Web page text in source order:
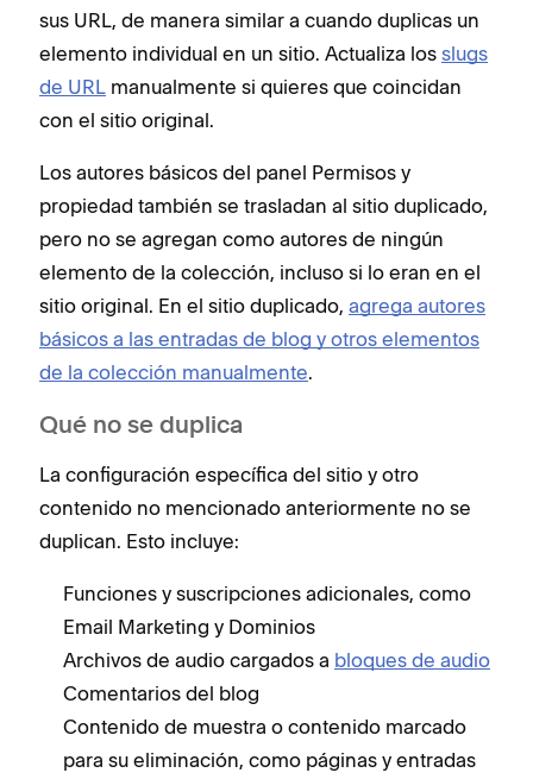
sus URL, de manera similar a cuando duplicas un
elemento individual en un sitio. Actualiza los slugs
de URL manualmente si quieres que coincidan
con el sitio original.
Los autores básicos del panel Permisos y
propiedad también se trasladan al sitio duplicado,
pero no se agregan como autores de ningún
elemento de la colección, incluso si lo eran en el
sitio original. En el sitio duplicado, agrega autores
básicos a las entradas de blog y otros elementos
de la colección manualmente.
Qué no se duplica
La configuración específica del sitio y otro
contenido no mencionado anteriormente no se
duplican. Esto incluye:
Funciones y suscripciones adicionales, como
Email Marketing y Dominios
Archivos de audio cargados a bloques de audio
Comentarios del blog
Contenido de muestra o contenido marcado
para su eliminación, como páginas y entradas